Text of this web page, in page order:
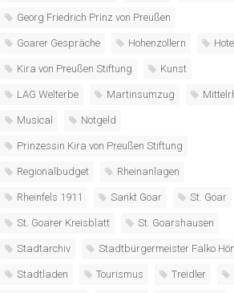
Georg Friedrich Prinz von Preußen
Goarer Gespräche Hohenzollern Hotel
Kira von Preußen Stiftung Kunst
LAG Welterbe Martinsumzug
Musical Notgeld
Prinzessin Kira von Preußen Stiftung
Regionalbudget Rheinanlagen
Rheinfels 1911 Sankt Goar St. Goar
St. Goarer Kreisblatt St. Goarshausen
Stadtarchiv Stadtbürgermeister Falko
Stadtladen Tourismus Treidler